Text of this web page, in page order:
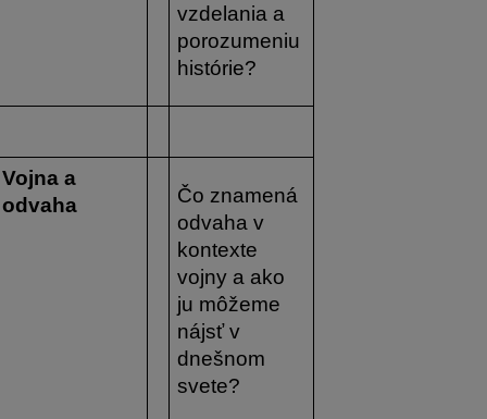
vzdelania a
porozumeniu
histórie?
Vojna a
odvaha
Čo znamená
odvaha v
kontexte
vojny a ako
ju môžeme
nájsť v
dnešnom
svete?